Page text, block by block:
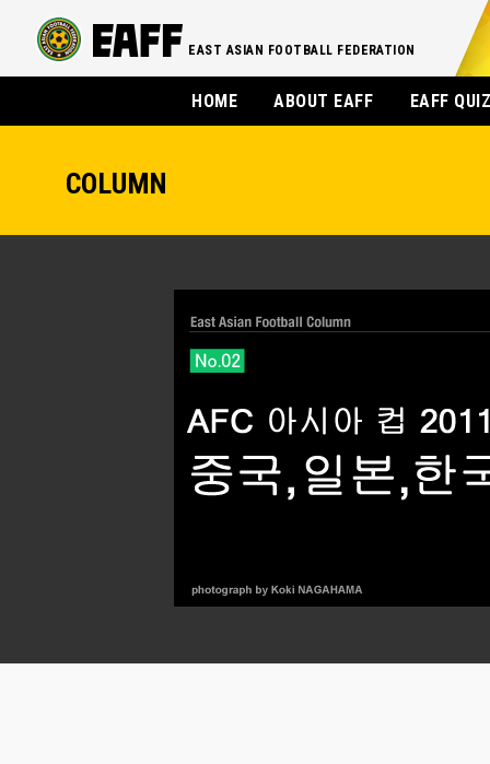
EAST ASIAN FOOTBALL FEDERATION
HOME ABOUT EAFF EAFF
COLUMN